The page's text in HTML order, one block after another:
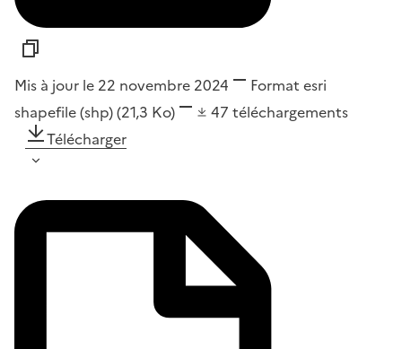
Mis à jour le 22 novembre 2024 Format esri
shapefile (shp)(21,3 Ko) 47 téléchargements
Télécharger